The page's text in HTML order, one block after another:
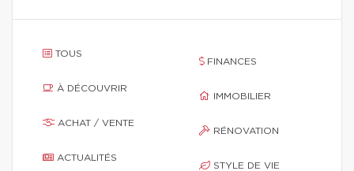
TOUS
À DÉCOUVRIR
ACHAT / VENTE
ACTUALITÉS
FINANCES
IMMOBILIER
RÉNOVATION
STYLE DE VIE